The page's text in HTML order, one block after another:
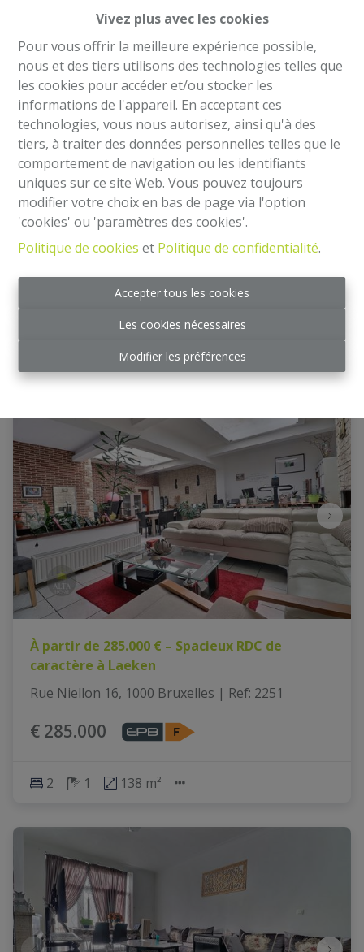
Vivez plus avec les cookies
Pour vous offrir la meilleure expérience possible,
nous et des tiers utilisons des technologies telles que
les cookies pour accéder et/ou stocker les
informations de l'appareil. En acceptant ces
technologies, vous nous autorisez, ainsi qu'à des
tiers, à traiter des données personnelles telles que le
comportement de navigation ou les identifiants
uniques sur ce site Web. Vous pouvez toujours
modifier votre choix en bas de page via l'option
'cookies' ou 'paramètres des cookies'.
Politique de cookies et Politique de confidentialité.
Accepter tous les cookies
Les cookies nécessaires
Modifier les préférences
Appartement 2 chambres - Rue de la Cambre
186, 1200 Woluwe-St-Lambert
Rue de la Cambre 186, 1200 Woluwe-Saint-
94 m²
À partir de 285.000 € – Spacieux RDC de
caractère à Laeken
Rue Niellon 16, 1000 Bruxelles | Ref: 2251
€ 285.000
2 1 138 m²